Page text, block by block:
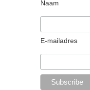
Naam
E-mailadres